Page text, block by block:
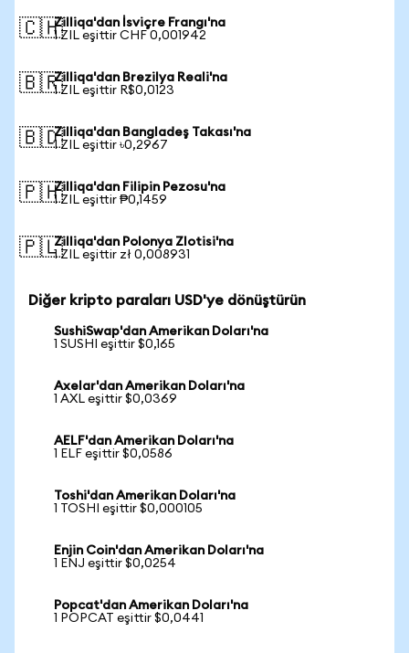
🇨🇭Zilliqa'dan İsviçre Frangı'na
1 ZIL eşittir CHF 0,001942
🇧🇷Zilliqa'dan Brezilya Reali'na
1 ZIL eşittir R$0,0123
🇧🇩Zilliqa'dan Bangladeş Takası'na
1 ZIL eşittir ৳0,2967
🇵🇭Zilliqa'dan Filipin Pezosu'na
1 ZIL eşittir ₱0,1459
🇵🇱Zilliqa'dan Polonya Zlotisi'na
1 ZIL eşittir zł 0,008931
Diğer kripto paraları USD'ye dönüştürün
SushiSwap'dan Amerikan Doları'na
1 SUSHI eşittir $0,165
Axelar'dan Amerikan Doları'na
1 AXL eşittir $0,0369
AELF'dan Amerikan Doları'na
1 ELF eşittir $0,0586
Toshi'dan Amerikan Doları'na
1 TOSHI eşittir $0,000105
Enjin Coin'dan Amerikan Doları'na
1 ENJ eşittir $0,0254
Popcat'dan Amerikan Doları'na
1 POPCAT eşittir $0,0441